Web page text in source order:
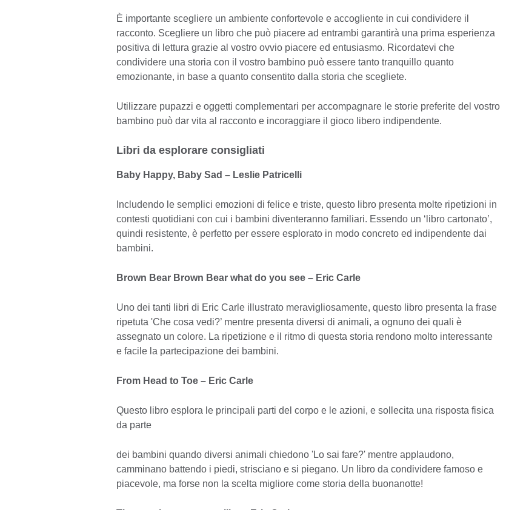
È importante scegliere un ambiente confortevole e accogliente in cui condividere il
racconto. Scegliere un libro che può piacere ad entrambi garantirà una prima esperienza
positiva di lettura grazie al vostro ovvio piacere ed entusiasmo. Ricordatevi che
condividere una storia con il vostro bambino può essere tanto tranquillo quanto
emozionante, in base a quanto consentito dalla storia che scegliete.
Utilizzare pupazzi e oggetti complementari per accompagnare le storie preferite del vostro
bambino può dar vita al racconto e incoraggiare il gioco libero indipendente.
Libri da esplorare consigliati
Baby Happy, Baby Sad – Leslie Patricelli
Includendo le semplici emozioni di felice e triste, questo libro presenta molte ripetizioni in
contesti quotidiani con cui i bambini diventeranno familiari. Essendo un ‘libro cartonato’,
quindi resistente, è perfetto per essere esplorato in modo concreto ed indipendente dai
bambini.
Brown Bear Brown Bear what do you see – Eric Carle
Uno dei tanti libri di Eric Carle illustrato meravigliosamente, questo libro presenta la frase
ripetuta 'Che cosa vedi?’ mentre presenta diversi di animali, a ognuno dei quali è
assegnato un colore. La ripetizione e il ritmo di questa storia rendono molto interessante
e facile la partecipazione dei bambini.
From Head to Toe – Eric Carle
Questo libro esplora le principali parti del corpo e le azioni, e sollecita una risposta fisica
da parte
dei bambini quando diversi animali chiedono 'Lo sai fare?' mentre applaudono,
camminano battendo i piedi, strisciano e si piegano. Un libro da condividere famoso e
piacevole, ma forse non la scelta migliore come storia della buonanotte!